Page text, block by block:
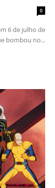
0
6 de julho de
bombou no...